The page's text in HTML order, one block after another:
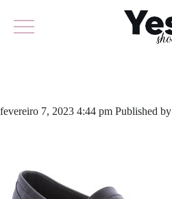
fevereiro 7, 2023 4:44 pm Published by